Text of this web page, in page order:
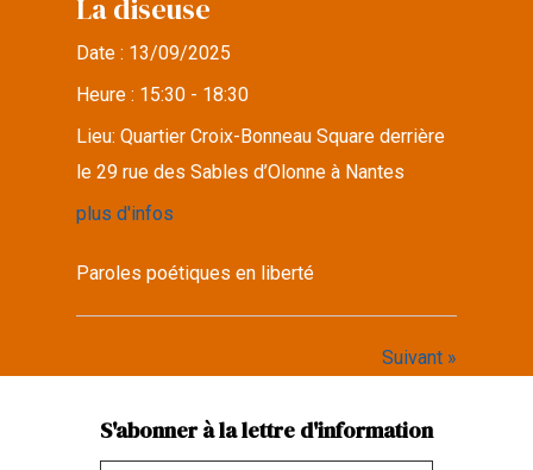
La diseuse
Date : 13/09/2025
Heure : 15:30 - 18:30
Lieu:Quartier Croix-Bonneau Square derrière
le 29 rue des Sables d’Olonne à Nantes
plus d'infos
Paroles poétiques en liberté
Suivant »
S'abonner à la lettre d'information